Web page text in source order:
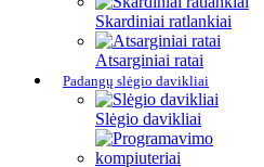
Skardiniai ratlankiai
Atsarginiai ratai
Padangų slėgio davikliai
Slėgio davikliai